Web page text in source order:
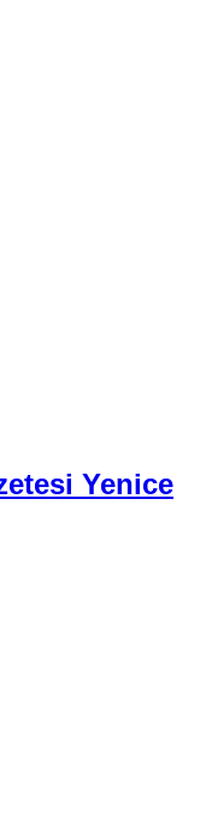
Yenice